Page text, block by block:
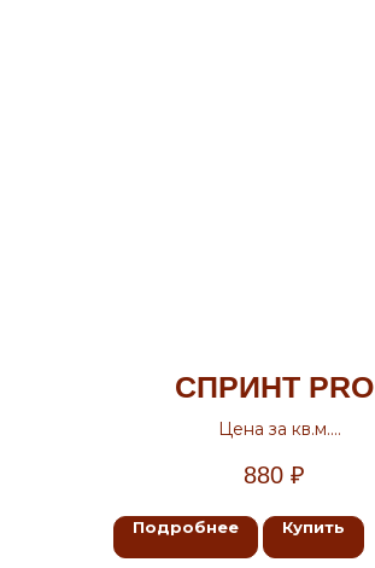
СПРИНТ PRO
Цена за кв.м.
880 ₽
Подробнее Купить